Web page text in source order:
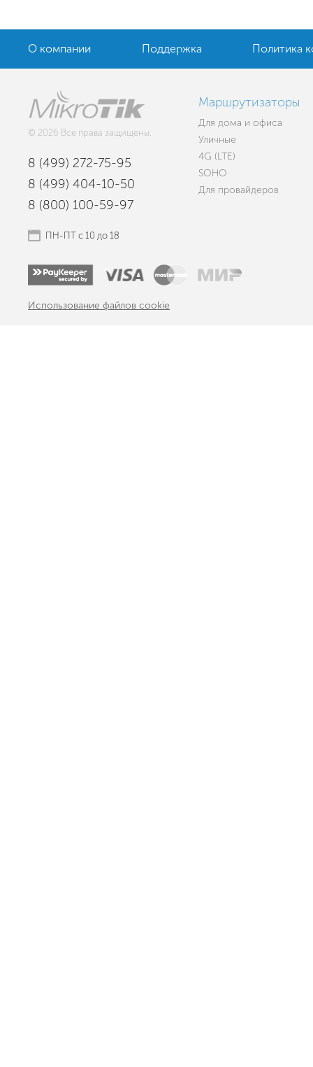
О компании Поддержка Политика
© 2026 Все права защищены.
8 (499) 272-75-95
8 (499) 404-10-50
8 (800) 100-59-97
ПН-ПТ с 10 до 18
Маршрутизаторы
Для дома и офиса
Уличные
4G (LTE)
SOHO
Для провайдеров
Использование файлов cookie